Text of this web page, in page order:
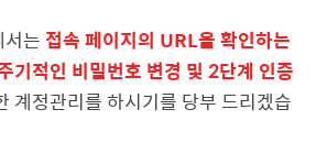
는접속 페이지의 URL을 확인하는
기적인 비밀번호 변경 및 2단계 인증
계정관리를 하시기를 당부 드리겠습